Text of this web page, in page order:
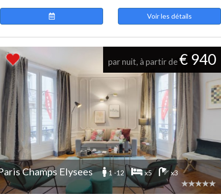
Voir les détails
par nuit, à partir de€ 940
Champs Elysees 1 -12 x5 x3